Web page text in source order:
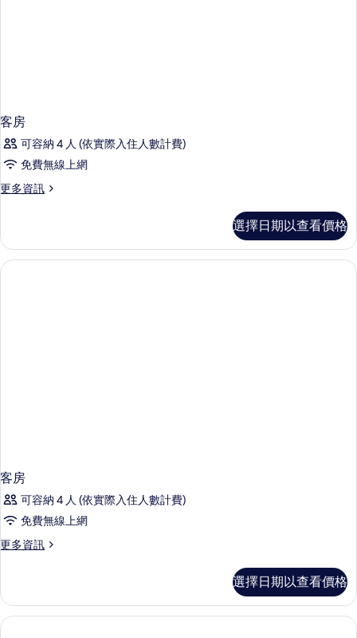
客房
可容納 4 人 (依實際入住人數計費)
免費無線上網
更多資訊
更
的
詳
情
選擇日期以查看價格
客房
可容納 4 人 (依實際入住人數計費)
免費無線上網
更多資訊
更
的
詳
情
選擇日期以查看價格